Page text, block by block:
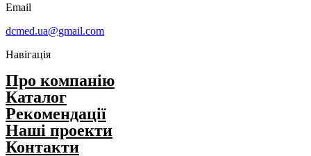
Email
dcmed.ua@gmail.com
Навігація
Про компанію
Каталог
Рекомендації
Нашi проекти
Контакти